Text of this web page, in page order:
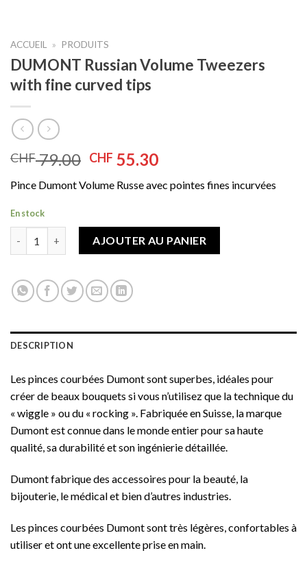
ACCUEIL » PRODUITS
DUMONT Russian Volume Tweezers
with fine curved tips
CHF79.00 Le
initial
CHF 79.00.
CHF 55.30Le
actuel
CHF 55.30.
Pince Dumont Volume Russe avec pointes fines incurvées
En stock
AJOUTER AU PANIER
DESCRIPTION
Les pinces courbées Dumont sont superbes, idéales pour
créer de beaux bouquets si vous n’utilisez que la technique du
« wiggle » ou du « rocking ». Fabriquée en Suisse, la marque
Dumont est connue dans le monde entier pour sa haute
qualité, sa durabilité et son ingénierie détaillée.
Dumont fabrique des accessoires pour la beauté, la
bijouterie, le médical et bien d’autres industries.
Les pinces courbées Dumont sont très légères, confortables à
utiliser et ont une excellente prise en main.